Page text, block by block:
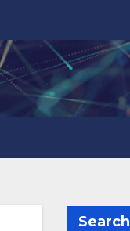
Search